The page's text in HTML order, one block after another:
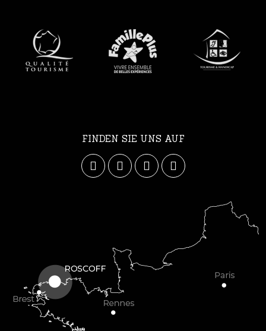
FINDEN SIE UNS AUF